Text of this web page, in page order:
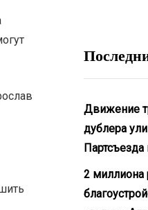
Движение
дублера
2 миллиона